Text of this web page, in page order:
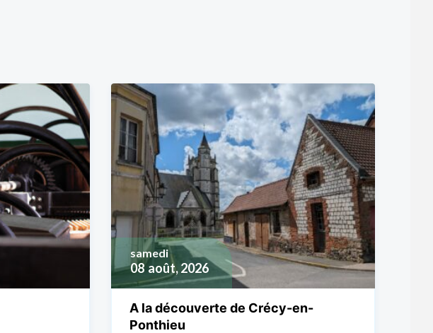
08 août, 2026
samedi
A la découverte de Crécy-en-
Ponthieu